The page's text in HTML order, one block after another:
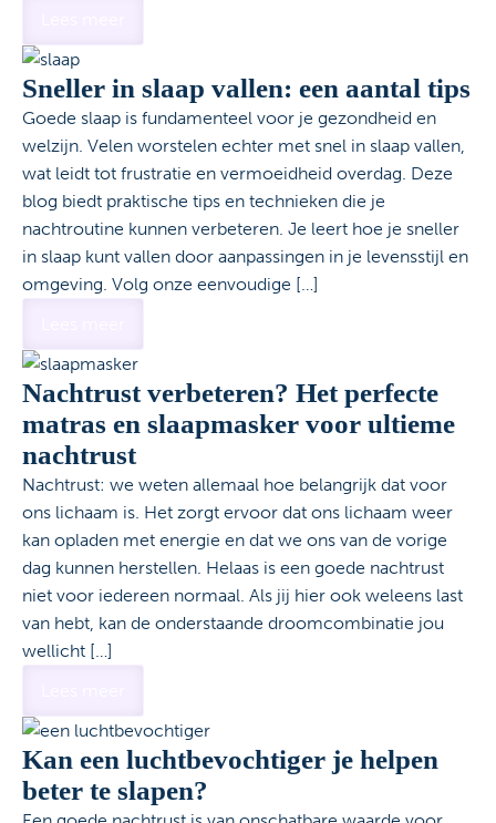
Sneller in slaap vallen: een aantal tips
Goede slaap is fundamenteel voor je gezondheid en
welzijn. Velen worstelen echter met snel in slaap vallen,
wat leidt tot frustratie en vermoeidheid overdag. Deze
blog biedt praktische tips en technieken die je
nachtroutine kunnen verbeteren. Je leert hoe je sneller
in slaap kunt vallen door aanpassingen in je levensstijl en
omgeving. Volg onze eenvoudige […]
Nachtrust verbeteren? Het perfecte
matras en slaapmasker voor ultieme
nachtrust
Nachtrust: we weten allemaal hoe belangrijk dat voor
ons lichaam is. Het zorgt ervoor dat ons lichaam weer
kan opladen met energie en dat we ons van de vorige
dag kunnen herstellen. Helaas is een goede nachtrust
niet voor iedereen normaal. Als jij hier ook weleens last
van hebt, kan de onderstaande droomcombinatie jou
wellicht […]
Kan een luchtbevochtiger je helpen
beter te slapen?